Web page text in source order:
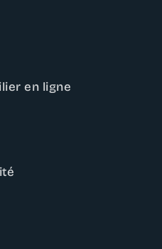
en ligne